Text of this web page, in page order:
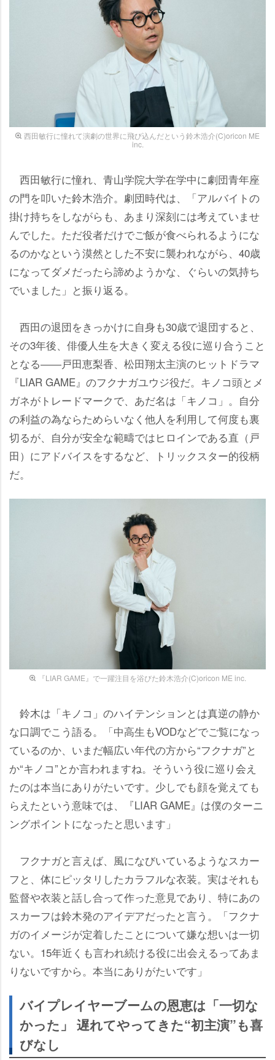
西田敏行に憧れて演劇の世界に飛び込んだという鈴木浩介(C)oricon ME
inc.
西田敏行に憧れ、青山学院大学在学中に劇団青年座
の門を叩いた鈴木浩介。劇団時代は、「アルバイトの
掛け持ちをしながらも、あまり深刻には考えていませ
んでした。ただ役者だけでご飯が食べられるようにな
るのかなという漠然とした不安に襲われながら、40歳
になってダメだったら諦めようかな、ぐらいの気持ち
でいました」と振り返る。
西田の退団をきっかけに自身も30歳で退団すると、
その3年後、俳優人生を大きく変える役に巡り合うこと
となる――戸田恵梨香、松田翔太主演のヒットドラマ
『LIAR GAME』のフクナガユウジ役だ。キノコ頭とメ
ガネがトレードマークで、あだ名は「キノコ」。自分
の利益の為ならためらいなく他人を利用して何度も裏
切るが、自分が安全な範疇ではヒロインである直（戸
田）にアドバイスをするなど、トリックスター的役柄
だ。
『LIAR GAME』で一躍注目を浴びた鈴木浩介(C)oricon ME inc.
鈴木は「キノコ」のハイテンションとは真逆の静か
な口調でこう語る。「中高生もVODなどでご覧になっ
ているのか、いまだ幅広い年代の方から“フクナガ”と
か“キノコ”とか言われますね。そういう役に巡り会え
たのは本当にありがたいです。少しでも顔を覚えても
らえたという意味では、『LIAR GAME』は僕のターニ
ングポイントになったと思います」
フクナガと言えば、風になびいているようなスカー
フと、体にピッタリしたカラフルな衣装。実はそれも
監督や衣装と話し合って作った意見であり、特にあの
スカーフは鈴木発のアイデアだったと言う。「フクナ
ガのイメージが定着したことについて嫌な想いは一切
ない。15年近くも言われ続ける役に出会えるってあま
りないですから。本当にありがたいです」
バイプレイヤーブームの恩恵は「一切な
かった」 遅れてやってきた“初主演”も喜
びなし